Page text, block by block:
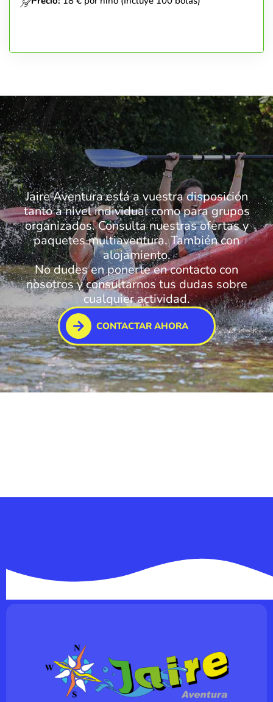
Jaire Aventura está a vuestra disposición
tanto a nivel individual como para grupos
organizados. Consulta nuestras ofertas y
paquetes multiaventura. También con
alojamiento.
No dudes en ponerte en contacto con
nosotros y consultarnos tus dudas sobre
cualquier actividad.
CONTACTAR AHORA